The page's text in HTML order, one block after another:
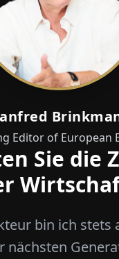
Editor of European
Sie die
bin ich stets
nächsten